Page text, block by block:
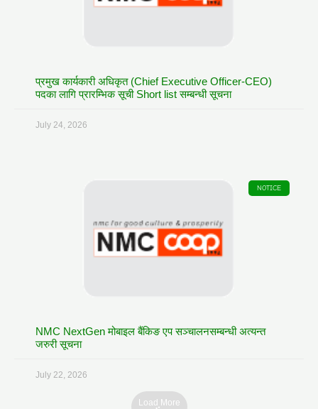
प्रमुख कार्यकारी अधिकृत (Chief Executive Officer-CEO)
पदका लागि प्रारम्भिक सूची Short list सम्बन्धी सूचना
July 24, 2026
NOTICE
NMC NextGen मोबाइल बैंकिङ एप सञ्चालनसम्बन्धी अत्यन्त
जरुरी सूचना
July 22, 2026
Load More